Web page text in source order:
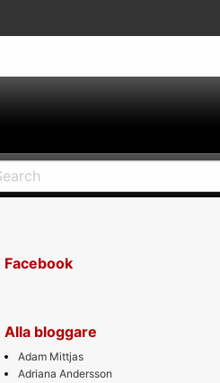
Facebook
Alla bloggare
Adam Mittjas
Adriana Andersson